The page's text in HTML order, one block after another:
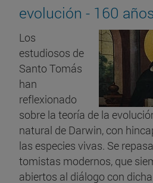
evolución - 160
Los
estudiosos de
Santo Tomás
han
reflexionado
sobre la teoría de la
natural de Darwin, con
las especies vivas. Se
tomistas modernos, que
abiertos al diálogo con